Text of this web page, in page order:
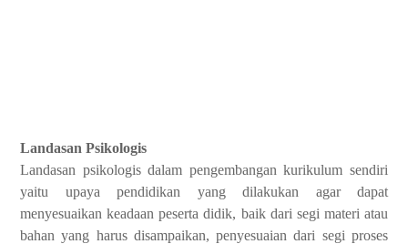
Landasan Psikologis
Landasan psikologis dalam pengembangan kurikulum sendiri
yaitu upaya pendidikan yang dilakukan agar dapat
menyesuaikan keadaan peserta didik, baik dari segi materi atau
bahan yang harus disampaikan, penyesuaian dari segi proses